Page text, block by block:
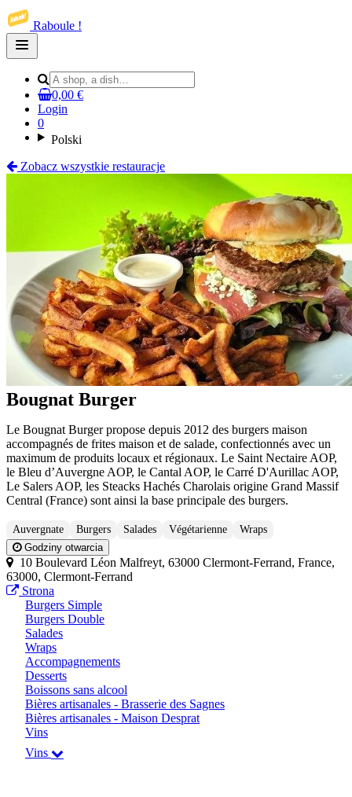
Raboule !
Open
main
0,00 €
Login
0
Polski
Zobacz wszystkie restauracje
Bougnat Burger
Le Bougnat Burger propose depuis 2012 des burgers maison
accompagnés de frites maison et de salade, confectionnés avec un
maximum de produits locaux et régionaux. Le Saint Nectaire AOP,
le Bleu d’Auvergne AOP, le Cantal AOP, le Carré D'Aurillac AOP,
Le Salers AOP, les Steacks Hachés Charolais origine Grand Massif
Central (France) sont ainsi la base principale des burgers.
Auvergnate Burgers Salades Végétarienne
Wraps
Godziny otwarcia
10 Boulevard Léon Malfreyt, 63000 Clermont-Ferrand, France,
63000, Clermont-Ferrand
Strona
Burgers Simple
Burgers Double
Salades
Wraps
Accompagnements
Desserts
Boissons sans alcool
Bières artisanales - Brasserie des Sagnes
Bières artisanales - Maison Desprat
Vins
Vins